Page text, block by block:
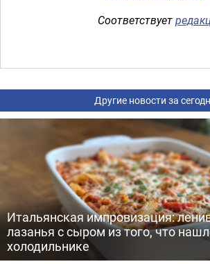
Соответствует
Другие новости за
Итальянская импровизация:
лазанья с сыром из того, что
холодильнике